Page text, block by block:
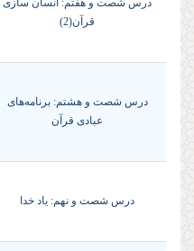
درس شصت و هفتم: انسان سازی
قرآن(2)
درس شصت و هشتم: برنامه‌های
عبادی قرآن
درس شصت و نهم: یاد خدا